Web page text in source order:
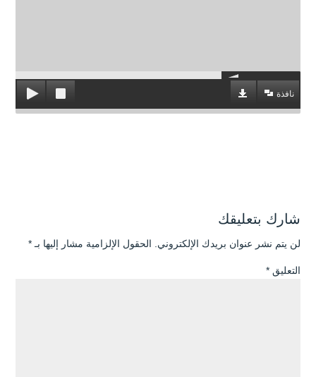
نافذة
شارك بتعليقك
لن يتم نشر عنوان بريدك الإلكتروني. الحقول الإلزامية مشار إليها بـ *
التعليق *